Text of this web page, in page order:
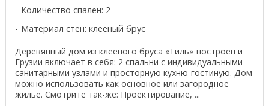
Количество спален: 2
Материал стен: клееный брус
Деревянный дом из клеёного бруса «Тиль» построен и
Грузии включает в себя: 2 спальни с индивидуальными
санитарными узлами и просторную кухню-гостиную. Дом
можно использовать как основное или загородное
жилье. Смотрите так-же: Проектирование, ...